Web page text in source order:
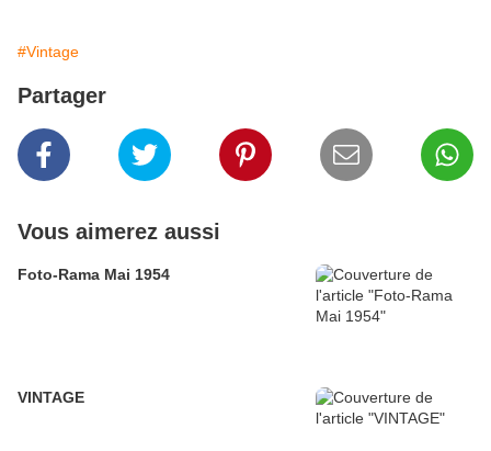
#Vintage
Partager
Vous aimerez aussi
Foto-Rama Mai 1954
VINTAGE